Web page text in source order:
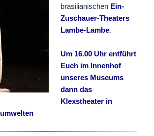
brasilianischen Ein-
Zuschauer-Theaters
Lambe-Lambe.
Um 16.00 Uhr entführt
Euch im Innenhof
unseres Museums
dann das
Klexstheater in